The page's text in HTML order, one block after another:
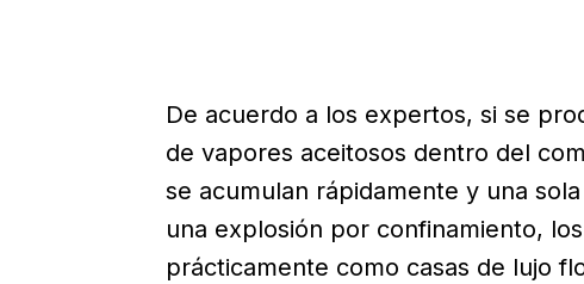
De acuerdo a los expertos, si se
de vapores aceitosos dentro del
se acumulan rápidamente y una
una explosión por confinamiento,
prácticamente como casas de lujo